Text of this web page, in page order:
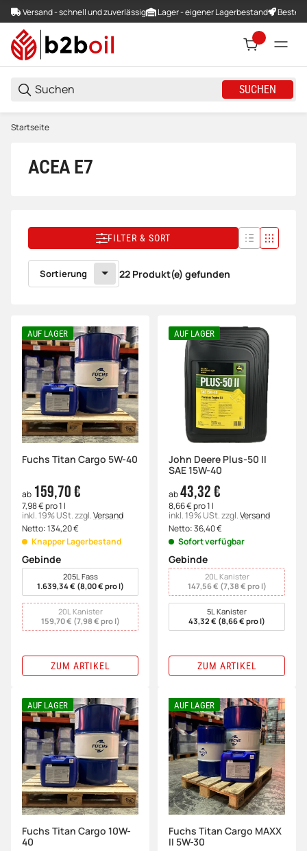
Versand - schnell und zuverlässig Lager - eigener Lagerbestand
SUCHEN
Startseite
ACEA E7
FILTER & SORT
Sortierung 22 Produkt(e) gefunden
AUF LAGER
Fuchs Titan Cargo 5W-40
ab 159,70 €
7,98 € pro 1 l
inkl. 19% USt.zzgl.Versand
Netto:134,20€
Knapper Lagerbestand
Gebinde
wählen 205L Fass
1.639,34 € (8,00 € pro l)
20L Kanister
159,70 € (7,98 € pro l)
ZUM ARTIKEL
AUF LAGER
John Deere Plus-50 II
SAE 15W-40
ab43,32 €
8,66 € pro 1 l
inkl. 19% USt.zzgl.Versand
Netto:36,40€
Sofort verfügbar
Gebinde
wählen20L Kanister
147,56 € (7,38 € pro l)
5L Kanister
43,32 € (8,66 € pro l)
ZUM ARTIKEL
AUF LAGER
Fuchs Titan Cargo 10W-
40
AUF LAGER
Fuchs Titan Cargo MAXX
II 5W-30